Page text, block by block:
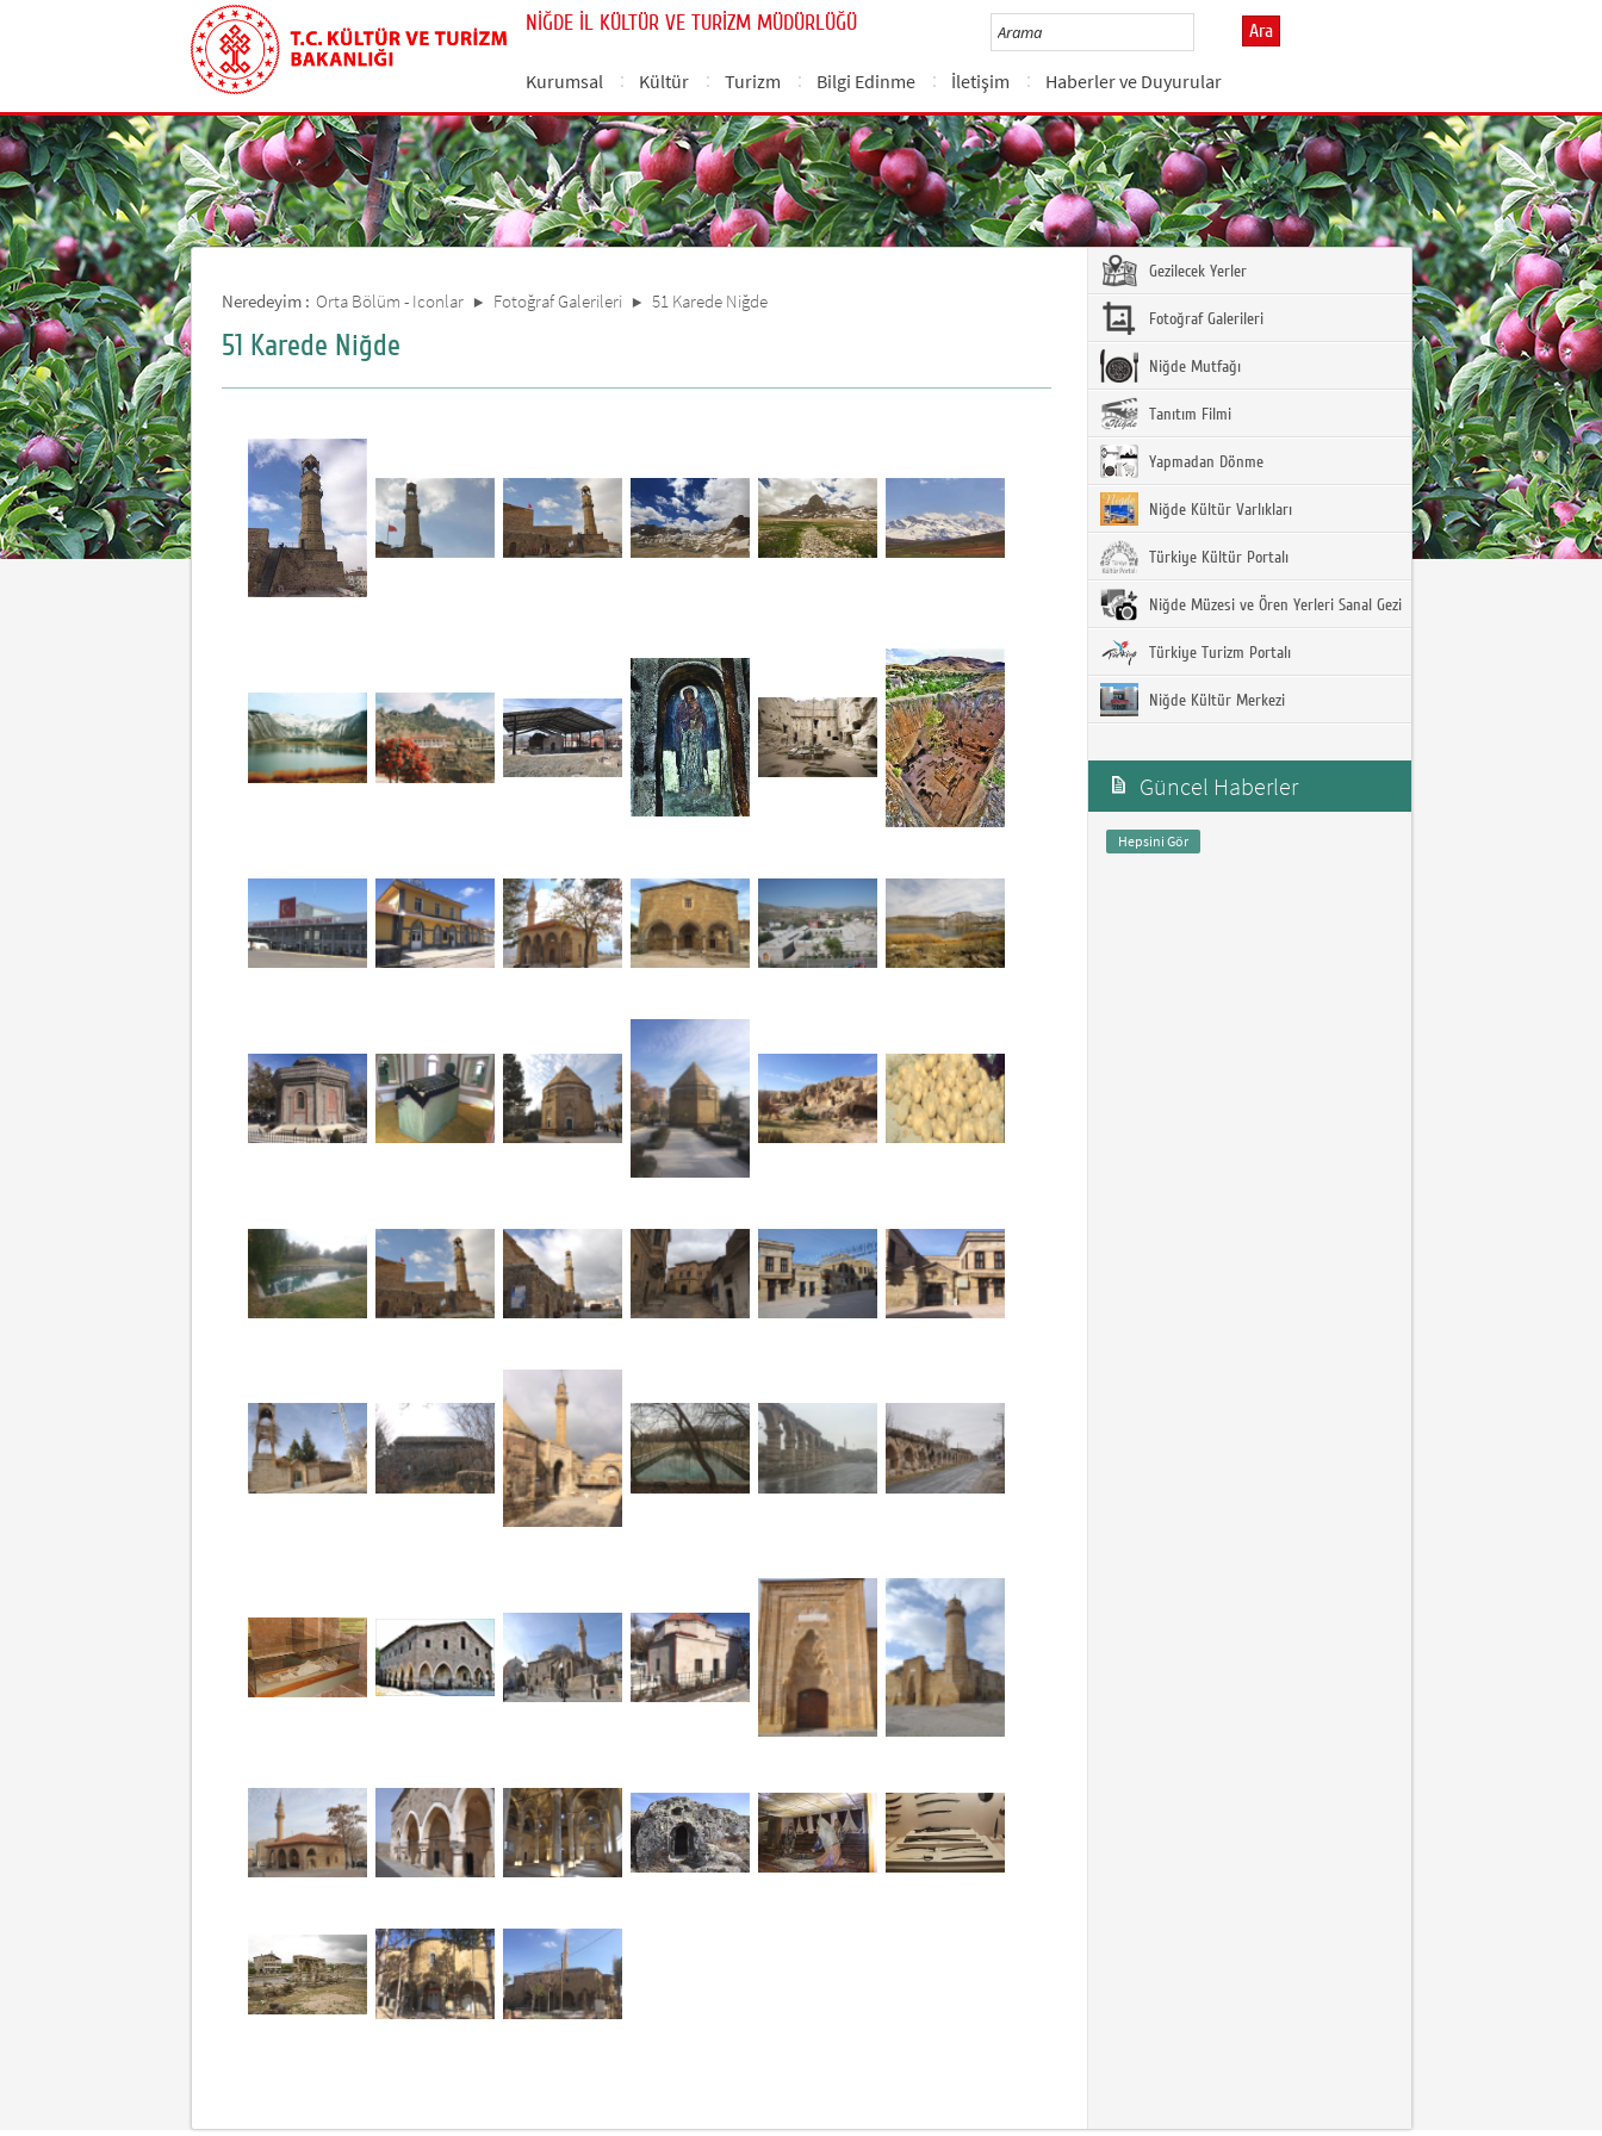
NİĞDE İL KÜLTÜR VE TURİZM MÜDÜRLÜĞÜ Ara
Kurumsal Kültür Turizm Bilgi Edinme İletişim Haberler ve Duyurular
Neredeyim : Orta Bölüm - Iconlar Fotoğraf Galerileri 51 Karede Niğde
51 Karede Niğde
Gezilecek Yerler
Fotoğraf Galerileri
Niğde Mutfağı
Tanıtım Filmi
Yapmadan Dönme
Niğde Kültür Varlıkları
Türkiye Kültür Portalı
Niğde Müzesi ve Ören Yerleri Sanal Gezi
Türkiye Turizm Portalı
Niğde Kültür Merkezi
Güncel Haberler
Hepsini Gör